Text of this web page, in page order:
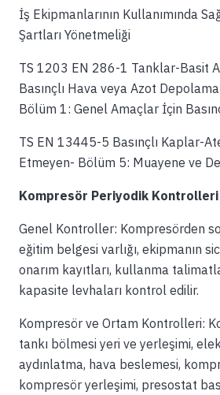
İş Ekipmanlarının Kullanımında
Şartları Yönetmeliği
TS 1203 EN 286-1 Tanklar-Basit
Basınçlı Hava veya Azot
Bölüm 1: Genel Amaçlar İçin
TS EN 13445-5 Basınçlı Kaplar-
Etmeyen- Bölüm 5: Muayene ve
Kompresör Periyodik Kontrolleri
Genel Kontroller: Kompresörden
eğitim belgesi varlığı, ekipmanın
onarım kayıtları, kullanma
kapasite levhaları kontrol edilir.
Kompresör ve Ortam Kontrolleri:
tankı bölmesi yeri ve yerleşimi,
aydınlatma, hava beslemesi,
kompresör yerleşimi, presostat